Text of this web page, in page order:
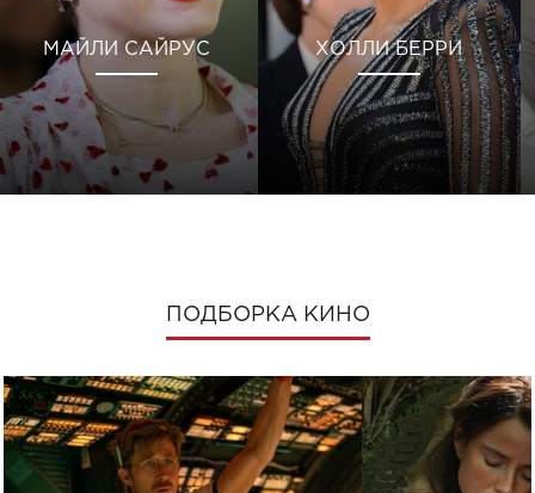
МАЙЛИ САЙРУС ХОЛЛИ БЕРРИ
ПОДБОРКА КИНО